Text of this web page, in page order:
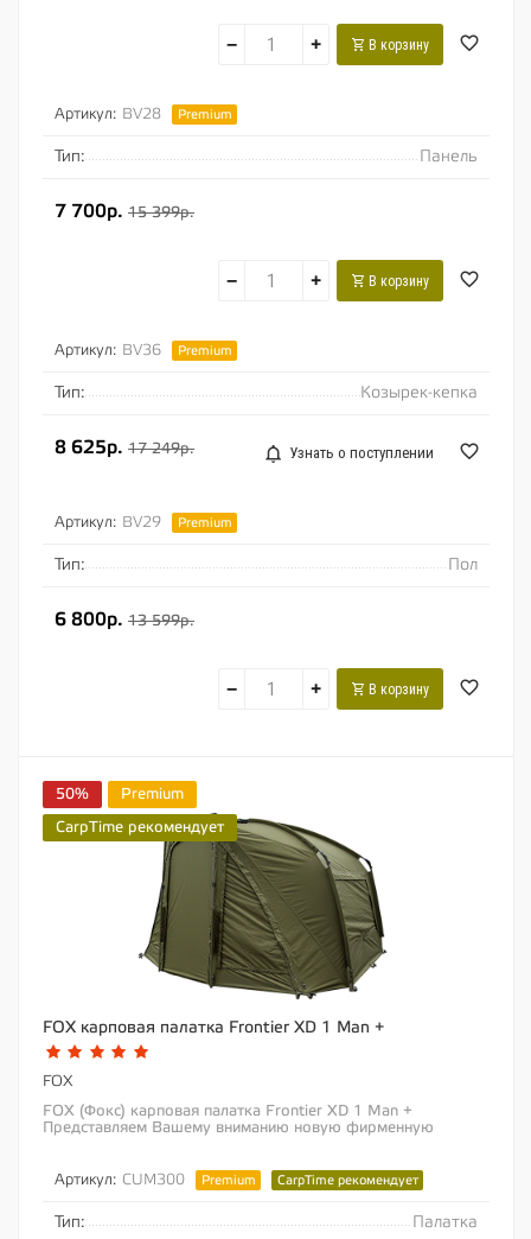
− + В корзину
Артикул: BV28 Premium
Тип: Панель
7 700р. 15 399р.
− + В корзину
Артикул: BV36 Premium
Тип: Козырек-кепка
8 625р. 17 249р. Узнать о поступлении
Артикул: BV29 Premium
Тип: Пол
6 800р. 13 599р.
− + В корзину
50%
Premium
CarpTime рекомендует
FOX карповая палатка Frontier XD 1 Man +
FOX
FOX (Фокс) карповая палатка Frontier XD 1 Man +
Представляем Вашему вниманию новую фирменную
Артикул: CUM300 Premium CarpTime рекомендует
Тип: Палатка